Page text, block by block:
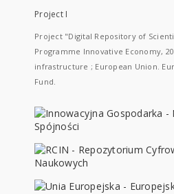
Project I
Project "Digital Repository of
Programme Innovative Economy,
infrastructure ; European Union.
Fund.